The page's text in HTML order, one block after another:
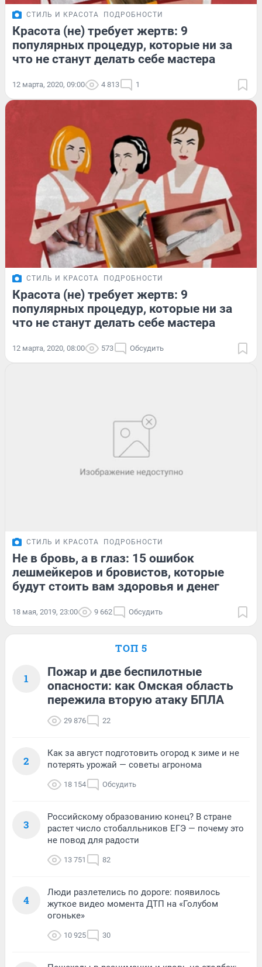
СТИЛЬ И КРАСОТА ПОДРОБНОСТИ
Красота (не) требует жертв: 9
популярных процедур, которые ни за
что не станут делать себе мастера
12 марта, 2020, 09:00 4 813 1
СТИЛЬ И КРАСОТА ПОДРОБНОСТИ
Красота (не) требует жертв: 9
популярных процедур, которые ни за
что не станут делать себе мастера
12 марта, 2020, 08:00 573 Обсудить
СТИЛЬ И КРАСОТА ПОДРОБНОСТИ
Не в бровь, а в глаз: 15 ошибок
лешмейкеров и бровистов, которые
будут стоить вам здоровья и денег
18 мая, 2019, 23:00 9 662 Обсудить
ТОП 5
1
Пожар и две беспилотные
опасности: как Омская область
пережила вторую атаку БПЛА
29 876 22
2
Как за август подготовить огород к зиме и не
потерять урожай — советы агронома
18 154 Обсудить
3
Российскому образованию конец? В стране
растет число стобалльников ЕГЭ — почему это
не повод для радости
13 751 82
4
Люди разлетелись по дороге: появилось
жуткое видео момента ДТП на «Голубом
огоньке»
10 925 30